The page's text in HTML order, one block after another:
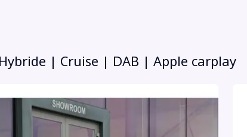
| Cruise | DAB | Apple carplay